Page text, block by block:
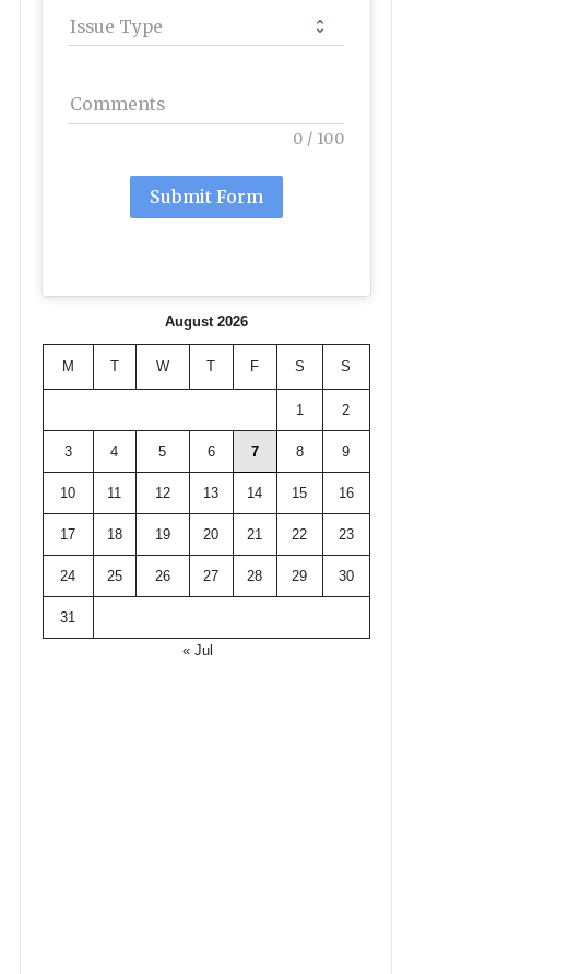
Issue Type
Comments
0 / 100
Submit Form
August 2026
M T W T F S S
1 2
3 4 5 6 7 8 9
10 11 12 13 14 15 16
17 18 19 20 21 22 23
24 25 26 27 28 29 30
31
« Jul